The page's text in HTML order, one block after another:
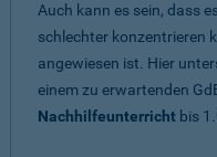
Auch kann es sein, dass
schlechter konzentrieren
angewiesen ist. Hier
einem zu erwartenden
Nachhilfeunterricht bis